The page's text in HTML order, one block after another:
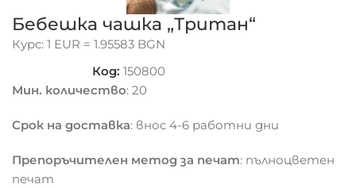
Бебешка чашка „Тритан“
Курс: 1 EUR = 1.95583 BGN
Код:150800
Мин. количество: 20
Срок на доставка: внос 4-6 работни дни
Препоръчителен метод за печат: пълноцветен
печат